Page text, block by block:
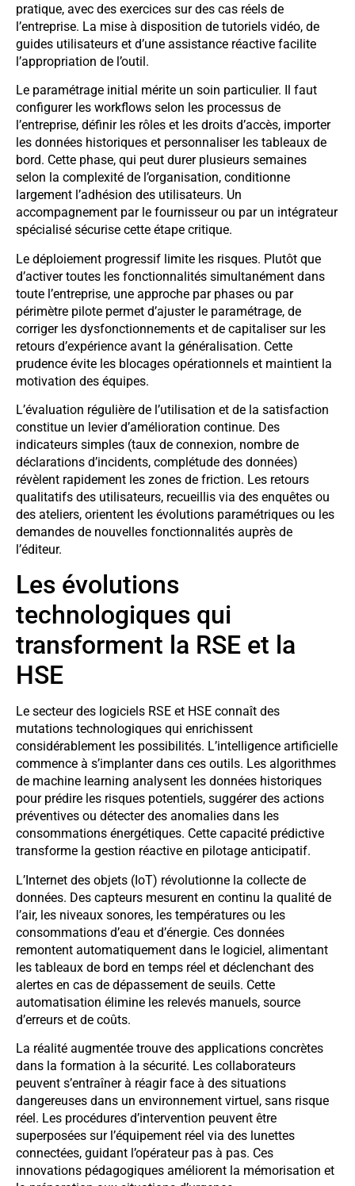
pratique, avec des exercices sur des cas réels de
l’entreprise. La mise à disposition de tutoriels vidéo, de
guides utilisateurs et d’une assistance réactive facilite
l’appropriation de l’outil.
Le paramétrage initial mérite un soin particulier. Il faut
configurer les workflows selon les processus de
l’entreprise, définir les rôles et les droits d’accès, importer
les données historiques et personnaliser les tableaux de
bord. Cette phase, qui peut durer plusieurs semaines
selon la complexité de l’organisation, conditionne
largement l’adhésion des utilisateurs. Un
accompagnement par le fournisseur ou par un intégrateur
spécialisé sécurise cette étape critique.
Le déploiement progressif limite les risques. Plutôt que
d’activer toutes les fonctionnalités simultanément dans
toute l’entreprise, une approche par phases ou par
périmètre pilote permet d’ajuster le paramétrage, de
corriger les dysfonctionnements et de capitaliser sur les
retours d’expérience avant la généralisation. Cette
prudence évite les blocages opérationnels et maintient la
motivation des équipes.
L’évaluation régulière de l’utilisation et de la satisfaction
constitue un levier d’amélioration continue. Des
indicateurs simples (taux de connexion, nombre de
déclarations d’incidents, complétude des données)
révèlent rapidement les zones de friction. Les retours
qualitatifs des utilisateurs, recueillis via des enquêtes ou
des ateliers, orientent les évolutions paramétriques ou les
demandes de nouvelles fonctionnalités auprès de
l’éditeur.
Les évolutions
technologiques qui
transforment la RSE et la
HSE
Le secteur des logiciels RSE et HSE connaît des
mutations technologiques qui enrichissent
considérablement les possibilités. L’intelligence artificielle
commence à s’implanter dans ces outils. Les algorithmes
de machine learning analysent les données historiques
pour prédire les risques potentiels, suggérer des actions
préventives ou détecter des anomalies dans les
consommations énergétiques. Cette capacité prédictive
transforme la gestion réactive en pilotage anticipatif.
L’Internet des objets (IoT) révolutionne la collecte de
données. Des capteurs mesurent en continu la qualité de
l’air, les niveaux sonores, les températures ou les
consommations d’eau et d’énergie. Ces données
remontent automatiquement dans le logiciel, alimentant
les tableaux de bord en temps réel et déclenchant des
alertes en cas de dépassement de seuils. Cette
automatisation élimine les relevés manuels, source
d’erreurs et de coûts.
La réalité augmentée trouve des applications concrètes
dans la formation à la sécurité. Les collaborateurs
peuvent s’entraîner à réagir face à des situations
dangereuses dans un environnement virtuel, sans risque
réel. Les procédures d’intervention peuvent être
superposées sur l’équipement réel via des lunettes
connectées, guidant l’opérateur pas à pas. Ces
innovations pédagogiques améliorent la mémorisation et